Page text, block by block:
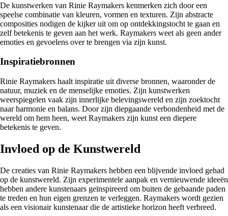
De kunstwerken van Rinie Raymakers kenmerken zich door een
speelse combinatie van kleuren, vormen en texturen. Zijn abstracte
composities nodigen de kijker uit om op ontdekkingstocht te gaan en
zelf betekenis te geven aan het werk. Raymakers weet als geen ander
emoties en gevoelens over te brengen via zijn kunst.
Inspiratiebronnen
Rinie Raymakers haalt inspiratie uit diverse bronnen, waaronder de
natuur, muziek en de menselijke emoties. Zijn kunstwerken
weerspiegelen vaak zijn innerlijke belevingswereld en zijn zoektocht
naar harmonie en balans. Door zijn diepgaande verbondenheid met de
wereld om hem heen, weet Raymakers zijn kunst een diepere
betekenis te geven.
Invloed op de Kunstwereld
De creaties van Rinie Raymakers hebben een blijvende invloed gehad
op de kunstwereld. Zijn experimentele aanpak en vernieuwende ideeën
hebben andere kunstenaars geïnspireerd om buiten de gebaande paden
te treden en hun eigen grenzen te verleggen. Raymakers wordt gezien
als een visionair kunstenaar die de artistieke horizon heeft verbreed.